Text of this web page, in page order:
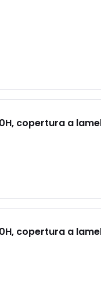
copertura a
copertura a